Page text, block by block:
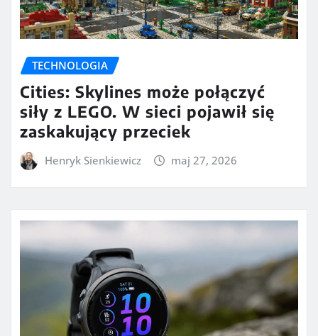
TECHNOLOGIA
Cities: Skylines może połączyć
siły z LEGO. W sieci pojawił się
zaskakujący przeciek
Henryk Sienkiewicz maj 27, 2026